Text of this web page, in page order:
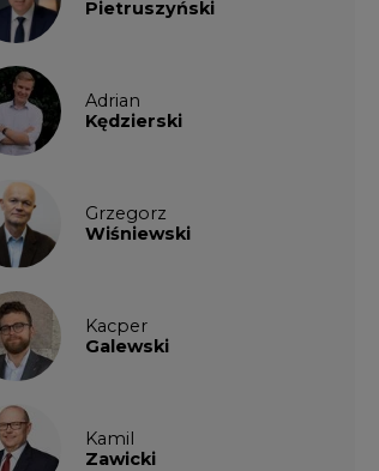
Pietruszyński
Adrian
Kędzierski
Grzegorz
Wiśniewski
Kacper
Galewski
Kamil
Zawicki